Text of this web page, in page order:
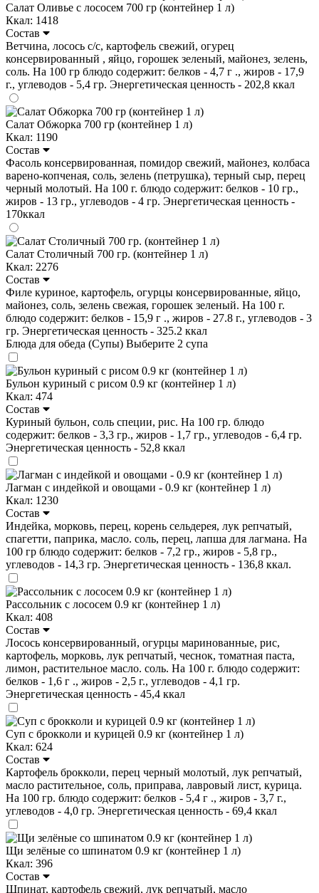
Салат Оливье с лососем 700 гр (контейнер 1 л)
Ккал: 1418
Состав
Ветчина, лосось с/с, картофель свежий, огурец
консервированный , яйцо, горошек зеленый, майонез, зелень,
соль. На 100 гр блюдо содержит: белков - 4,7 г ., жиров - 17,9
г., углеводов - 5,4 гр. Энергетическая ценность - 202,8 ккал
Салат Обжорка 700 гр (контейнер 1 л)
Ккал: 1190
Состав
Фасоль консервированная, помидор свежий, майонез, колбаса
варено-копченая, соль, зелень (петрушка), терный сыр, перец
черный молотый. На 100 г. блюдо содержит: белков - 10 гр.,
жиров - 13 гр., углеводов - 4 гр. Энергетическая ценность -
170ккал
Салат Столичный 700 гр. (контейнер 1 л)
Ккал: 2276
Состав
Филе куриное, картофель, огурцы консервированные, яйцо,
майонез, соль, зелень свежая, горошек зеленый. На 100 г.
блюдо содержит: белков - 15,9 г ., жиров - 27.8 г., углеводов - 3
гр. Энергетическая ценность - 325.2 ккал
Блюда для обеда (Супы) Выберите 2 супа
Бульон куриный с рисом 0.9 кг (контейнер 1 л)
Ккал: 474
Состав
Куриный бульон, соль специи, рис. На 100 гр. блюдо
содержит: белков - 3,3 гр., жиров - 1,7 гр., углеводов - 6,4 гр.
Энергетическая ценность - 52,8 ккал
Лагман с индейкой и овощами - 0.9 кг (контейнер 1 л)
Ккал: 1230
Состав
Индейка, морковь, перец, корень сельдерея, лук репчатый,
спагетти, паприка, масло. соль, перец, лапша для лагмана. На
100 гр блюдо содержит: белков - 7,2 гр., жиров - 5,8 гр.,
углеводов - 14,3 гр. Энергетическая ценность - 136,8 ккал.
Рассольник с лососем 0.9 кг (контейнер 1 л)
Ккал: 408
Состав
Лосось консервированный, огурцы маринованные, рис,
картофель, морковь, лук репчатый, чеснок, томатная паста,
лимон, растительное масло. соль. На 100 г. блюдо содержит:
белков - 1,6 г ., жиров - 2,5 г., углеводов - 4,1 гр.
Энергетическая ценность - 45,4 ккал
Суп с брокколи и курицей 0.9 кг (контейнер 1 л)
Ккал: 624
Состав
Картофель брокколи, перец черный молотый, лук репчатый,
масло растительное, соль, приправа, лавровый лист, курица.
На 100 гр. блюдо содержит: белков - 5,4 г ., жиров - 3,7 г.,
углеводов - 4,0 гр. Энергетическая ценность - 69,4 ккал
Щи зелёные со шпинатом 0.9 кг (контейнер 1 л)
Ккал: 396
Состав
Шпинат, картофель свежий, лук репчатый, масло